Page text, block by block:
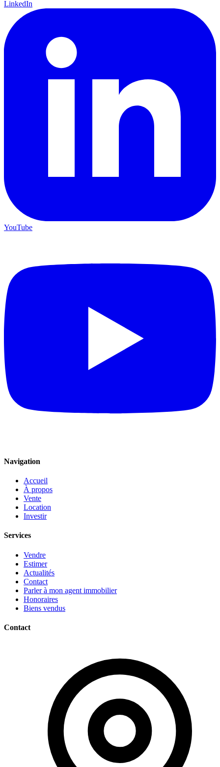
LinkedIn
YouTube
Navigation
Accueil
À propos
Vente
Location
Investir
Services
Vendre
Estimer
Actualités
Contact
Parler à mon agent immobilier
Honoraires
Biens vendus
Contact